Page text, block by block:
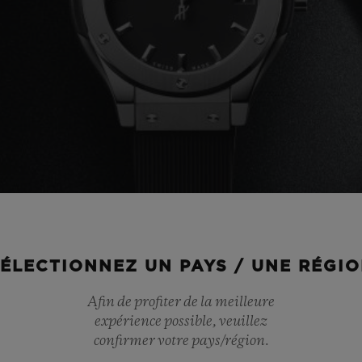
UN PAYS / UNE
Afin de profiter de la meilleure
expérience possible, veuillez
confirmer votre pays/région.